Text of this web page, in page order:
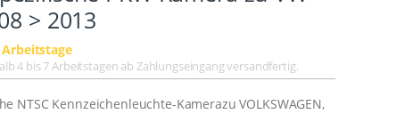
> 2013
Arbeitstage
4 bis 7 Arbeitstagen ab Zahlungseingang versandfertig.
NTSC Kennzeichenleuchte-Kamerazu VOLKSWAGEN,